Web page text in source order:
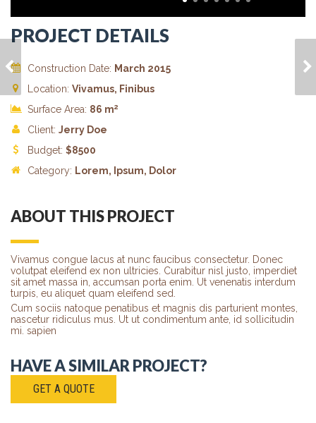
PROJECT DETAILS
Construction Date: March 2015
Location: Vivamus, Finibus
Surface Area: 86 m2
Client: Jerry Doe
Budget: $8500
Category: Lorem, Ipsum, Dolor
ABOUT THIS PROJECT
Vivamus congue lacus at nunc faucibus consectetur. Donec
volutpat eleifend ex non ultricies. Curabitur nisl justo, imperdiet
sit amet massa in, accumsan porta enim. Ut venenatis interdum
turpis, eu aliquet quam eleifend sed.
Cum sociis natoque penatibus et magnis dis parturient montes,
nascetur ridiculus mus. Ut ut condimentum ante, id sollicitudin
mi. sapien
HAVE A SIMILAR PROJECT?
GET A QUOTE